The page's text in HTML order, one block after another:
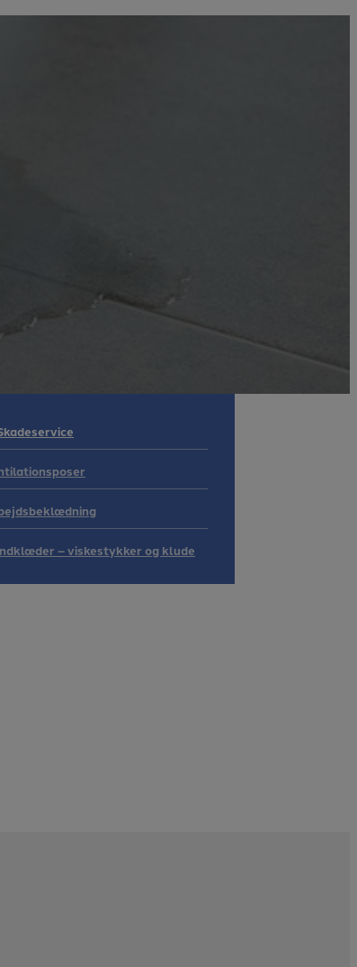
– viskestykker og klude